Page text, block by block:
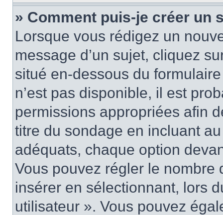
» Comment puis-je créer un
Lorsque vous rédigez un
message d’un sujet, cliquez
situé en-dessous du
n’est pas disponible, il est
permissions appropriées afin
titre du sondage en incluant
adéquats, chaque option
Vous pouvez régler le nombre
insérer en sélectionnant, lors
utilisateur ». Vous pouvez